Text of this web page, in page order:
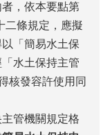
，依本要點第
二條規定，應擬
「簡易水土保
水土保持主管
核發容許使用同
管機關規定格